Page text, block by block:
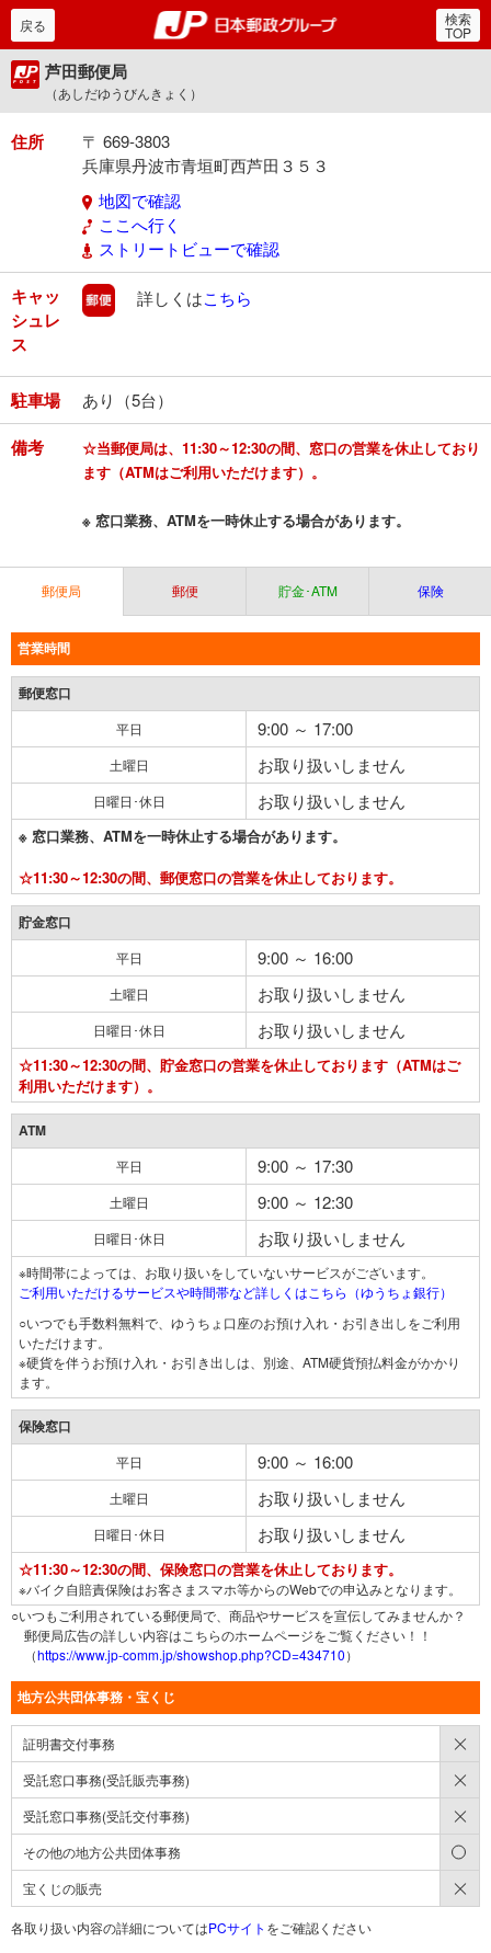
郵便局・日本郵政グルー
戻る 検索
TOP
芦田郵便局
（あしだゆうびんきょく）
住所
〒 669-3803
兵庫県丹波市青垣町西芦田３５３
地図で確認
ここへ行く
ストリートビューで確認
キャッ
シュレ
ス
郵便
詳しくはこちら
駐車場 あり（5台）
備考
☆当郵便局は、11:30～12:30の間、窓口の営業を休止しており
ます（ATMはご利用いただけます）。
※ 窓口業務、ATMを一時休止する場合があります。
郵便局 郵便 貯金･ATM 保険
営業時間
郵便窓口
平日 9:00 ～ 17:00
土曜日 お取り扱いしません
日曜日･休日 お取り扱いしません
※ 窓口業務、ATMを一時休止する場合があります。
☆11:30～12:30の間、郵便窓口の営業を休止しております。
貯金窓口
平日 9:00 ～ 16:00
土曜日 お取り扱いしません
日曜日･休日 お取り扱いしません
☆11:30～12:30の間、貯金窓口の営業を休止しております（ATMはご
利用いただけます）。
ATM
平日 9:00 ～ 17:30
土曜日 9:00 ～ 12:30
日曜日･休日 お取り扱いしません
※時間帯によっては、お取り扱いをしていないサービスがございます。
ご利用いただけるサービスや時間帯など詳しくはこちら（ゆうちょ銀行）
○いつでも手数料無料で、ゆうちょ口座のお預け入れ・お引き出しをご利用
いただけます。
※硬貨を伴うお預け入れ・お引き出しは、別途、ATM硬貨預払料金がかかり
ます。
保険窓口
平日 9:00 ～ 16:00
土曜日 お取り扱いしません
日曜日･休日 お取り扱いしません
☆11:30～12:30の間、保険窓口の営業を休止しております。
※バイク自賠責保険はお客さまスマホ等からのWebでの申込みとなります。
○いつもご利用されている郵便局で、商品やサービスを宣伝してみませんか？
郵便局広告の詳しい内容はこちらのホームページをご覧ください！！
（https://www.jp-comm.jp/showshop.php?CD=434710）
地方公共団体事務・宝くじ
証明書交付事務
受託窓口事務(受託販売事務)
受託窓口事務(受託交付事務)
その他の地方公共団体事務
宝くじの販売
各取り扱い内容の詳細についてはPCサイト をご確認ください